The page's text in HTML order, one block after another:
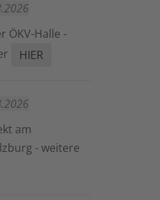
ÖKV-Halle -
HIER
am
- weitere